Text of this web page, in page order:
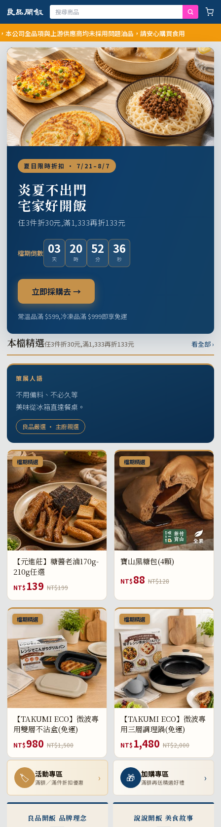
全品項與上游供應商均未採用問題油品，請安心購買食用
夏日限時折扣 · 7/21–8/7
炎夏不出門
宅家好開飯
任3件折30元,滿1,333再折133元
檔期倒數 03
天
20
時
52
分
35
秒
立即採購去 →
常溫品滿 $599,冷凍品滿 $999即享免運
本檔精選任3件折30元,滿1,333再折133元 看全部 ›
策展人語
不用備料、不必久等
美味從冰箱直達餐桌。
良品嚴選 · 主廚親選
檔期精選
【元進莊】糖醬老滷170g-
210g任選
NT$ 139 NT$199
檔期精選
寶山黑糖包(4顆)
NT$88 NT$128
檔期精選
【TAKUMI ECO】微波專
用雙層不沾盒(免運)
NT$980 NT$1,500
檔期精選
【TAKUMI ECO】微波專
用三層調理鍋(免運)
NT$ 1,480 NT$2,000
🏷 活動專區
滿額／滿件折扣優惠 › 🎁 加購專區
滿額再送精選好禮 ›
良品開飯 品牌理念 說說開飯 美食故事